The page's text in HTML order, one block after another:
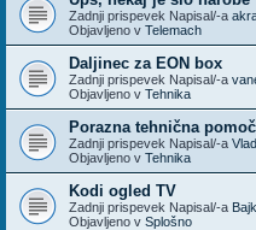
Zadnji prispevek Napisal/-a
Objavljeno v Telemach
Daljinec za EON box
Zadnji prispevek Napisal/-a
Objavljeno v Tehnika
Porazna tehnična
Zadnji prispevek Napisal/-a
Objavljeno v Tehnika
Kodi ogled TV
Zadnji prispevek Napisal/-a
Objavljeno v Splošno